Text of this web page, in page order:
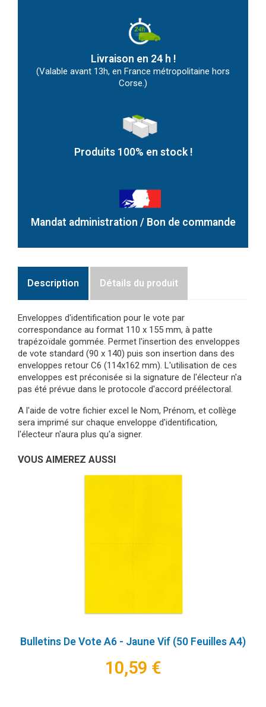
Livraison en 24 h !
(Valable avant 13h, en France métropolitaine hors
Corse.)
Produits 100% en stock !
Mandat administration / Bon de commande
Description Détails du produit
Enveloppes d'identification pour le vote par
correspondance au format 110 x 155 mm, à patte
trapézoïdale gommée. Permet l'insertion des enveloppes
de vote standard (90 x 140) puis son insertion dans des
enveloppes retour C6 (114x162 mm). L'utilisation de ces
enveloppes est préconisée si la signature de l'électeur n'a
pas été prévue dans le protocole d'accord préélectoral.
A l'aide de votre fichier excel le Nom, Prénom, et collège
sera imprimé sur chaque enveloppe d'identification,
l'électeur n'aura plus qu'a signer.
VOUS AIMEREZ AUSSI
Bulletins De Vote A6 - Jaune Vif (50 Feuilles A4)
10,59 €